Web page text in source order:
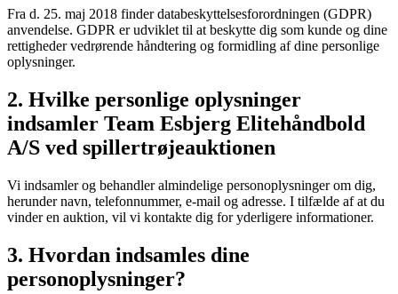
Fra d. 25. maj 2018 finder databeskyttelsesforordningen (GDPR)
anvendelse. GDPR er udviklet til at beskytte dig som kunde og dine
rettigheder vedrørende håndtering og formidling af dine personlige
oplysninger.
2. Hvilke personlige oplysninger
indsamler Team Esbjerg Elitehåndbold
A/S ved spillertrøjeauktionen
Vi indsamler og behandler almindelige personoplysninger om dig,
herunder navn, telefonnummer, e-mail og adresse. I tilfælde af at du
vinder en auktion, vil vi kontakte dig for yderligere informationer.
3. Hvordan indsamles dine
personoplysninger?